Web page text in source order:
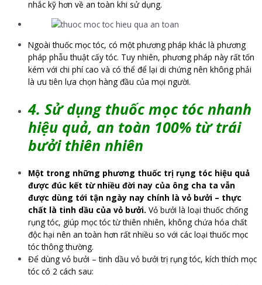
nhắc kỹ hơn về an toàn khi sử dụng.
Ngoài thuốc mọc tóc, có một phương pháp khác là phương
pháp phẫu thuật cấy tóc. Tuy nhiên, phương pháp này rất tốn
kém với chi phí cao và có thể để lại di chứng nên không phải
là ưu tiên lựa chọn hàng đầu của mọi người.
4. Sử dụng thuốc mọc tóc nhanh
hiệu quả, an toàn 100% từ trái
bưởi thiên nhiên
Một trong những phương thuốc trị rụng tóc hiệu quả
được đúc kết từ nhiều đời nay của ông cha ta vẫn
được dùng tới tận ngày nay chính là vỏ bưởi – thực
chất là tinh dầu của vỏ bưởi. Vỏ bưởi là loại thuốc chống
rụng tóc, giúp mọc tóc từ thiên nhiên, không chứa hóa chất
độc hại nên an toàn hơn rất nhiều so với các loại thuốc mọc
tóc thông thường.
Để dùng vỏ bưởi – tinh dầu vỏ bưởi trị rụng tóc, kích thích mọc
tóc có 2 cách sau: